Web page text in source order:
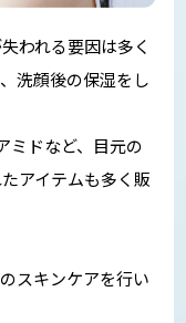
われる要因は多く
洗顔後の保湿をし
ミドなど、目元の
アイテムも多く販
スキンケアを行い